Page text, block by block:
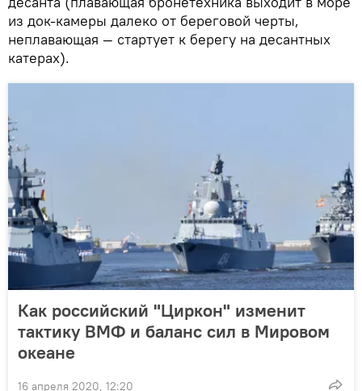
из док-камеры далеко от береговой черты,
неплавающая — стартует к берегу на десантных
катерах).
Как российский "Циркон" изменит
тактику ВМФ и баланс сил в Мировом
океане
16 апреля 2020, 12:20